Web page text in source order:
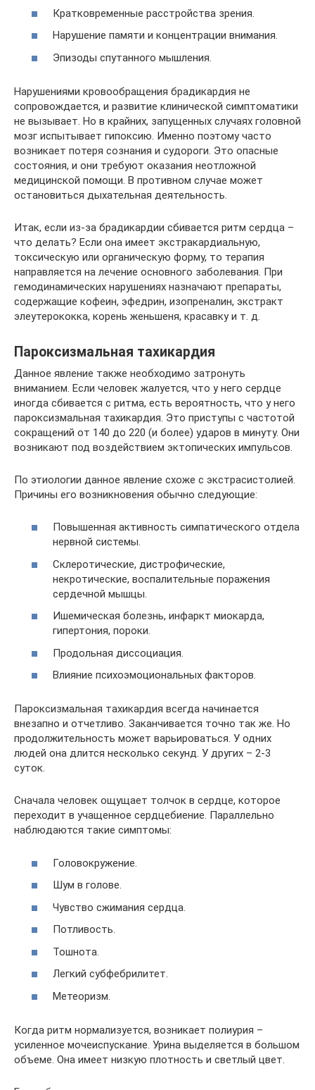
Кратковременные расстройства зрения.
Нарушение памяти и концентрации внимания.
Эпизоды спутанного мышления.
Нарушениями кровообращения брадикардия не
сопровождается, и развитие клинической симптоматики
не вызывает. Но в крайних, запущенных случаях головной
мозг испытывает гипоксию. Именно поэтому часто
возникает потеря сознания и судороги. Это опасные
состояния, и они требуют оказания неотложной
медицинской помощи. В противном случае может
остановиться дыхательная деятельность.
Итак, если из-за брадикардии сбивается ритм сердца –
что делать? Если она имеет экстракардиальную,
токсическую или органическую форму, то терапия
направляется на лечение основного заболевания. При
гемодинамических нарушениях назначают препараты,
содержащие кофеин, эфедрин, изопреналин, экстракт
элеутерококка, корень женьшеня, красавку и т. д.
Пароксизмальная тахикардия
Данное явление также необходимо затронуть
вниманием. Если человек жалуется, что у него сердце
иногда сбивается с ритма, есть вероятность, что у него
пароксизмальная тахикардия. Это приступы с частотой
сокращений от 140 до 220 (и более) ударов в минуту. Они
возникают под воздействием эктопических импульсов.
По этиологии данное явление схоже с экстрасистолией.
Причины его возникновения обычно следующие:
Повышенная активность симпатического отдела
нервной системы.
Склеротические, дистрофические,
некротические, воспалительные поражения
сердечной мышцы.
Ишемическая болезнь, инфаркт миокарда,
гипертония, пороки.
Продольная диссоциация.
Влияние психоэмоциональных факторов.
Пароксизмальная тахикардия всегда начинается
внезапно и отчетливо. Заканчивается точно так же. Но
продолжительность может варьироваться. У одних
людей она длится несколько секунд. У других – 2-3
суток.
Сначала человек ощущает толчок в сердце, которое
переходит в учащенное сердцебиение. Параллельно
наблюдаются такие симптомы:
Головокружение.
Шум в голове.
Чувство сжимания сердца.
Потливость.
Тошнота.
Легкий субфебрилитет.
Метеоризм.
Когда ритм нормализуется, возникает полиурия –
усиленное мочеиспускание. Урина выделяется в большом
объеме. Она имеет низкую плотность и светлый цвет.